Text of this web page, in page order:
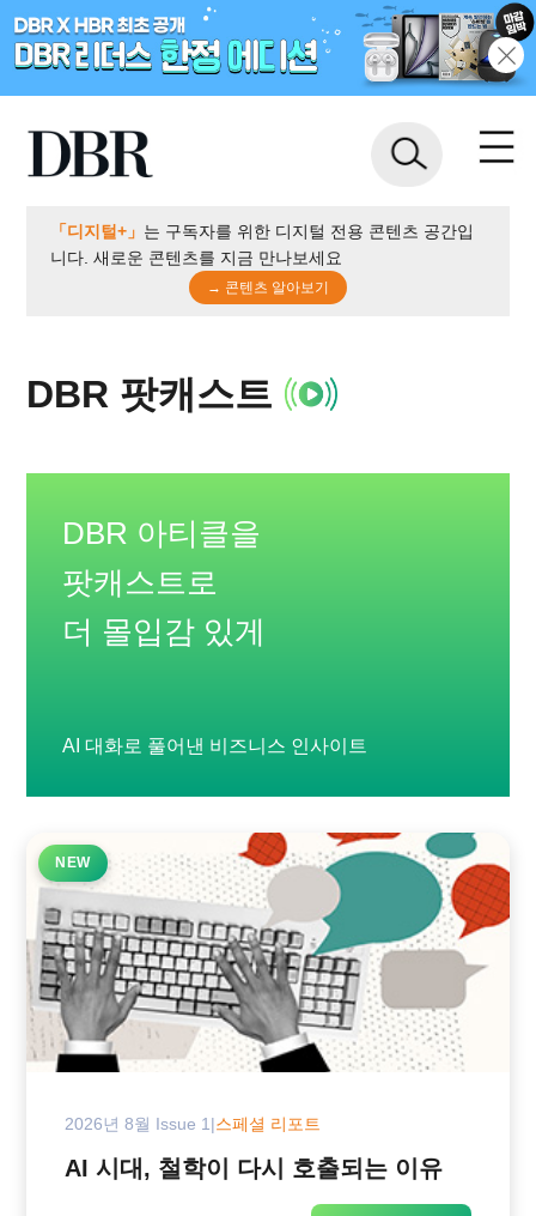
「디지털+」 는 구독자를 위한 디지털 전용 콘텐츠 공간입
니다. 새로운 콘텐츠를 지금 만나보세요
→ 콘텐츠 알아보기
DBR 팟캐스트
DBR 아티클을
팟캐스트로
더 몰입감 있게
AI 대화로 풀어낸 비즈니스 인사이트
NEW
2026년 8월 Issue 1 |스페셜 리포트
AI 시대, 철학이 다시 호출되는 이유